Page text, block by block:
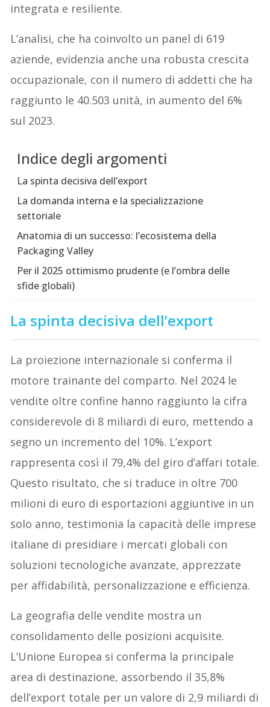
integrata e resiliente.
L’analisi, che ha coinvolto un panel di 619
aziende, evidenzia anche una robusta crescita
occupazionale, con il numero di addetti che ha
raggiunto le 40.503 unità, in aumento del 6%
sul 2023.
Indice degli argomenti
La spinta decisiva dell’export
La domanda interna e la specializzazione
settoriale
Anatomia di un successo: l’ecosistema della
Packaging Valley
Per il 2025 ottimismo prudente (e l’ombra delle
sfide globali)
La spinta decisiva dell’export
La proiezione internazionale si conferma il
motore trainante del comparto. Nel 2024 le
vendite oltre confine hanno raggiunto la cifra
considerevole di 8 miliardi di euro, mettendo a
segno un incremento del 10%. L’export
rappresenta così il 79,4% del giro d’affari totale.
Questo risultato, che si traduce in oltre 700
milioni di euro di esportazioni aggiuntive in un
solo anno, testimonia la capacità delle imprese
italiane di presidiare i mercati globali con
soluzioni tecnologiche avanzate, apprezzate
per affidabilità, personalizzazione e efficienza.
La geografia delle vendite mostra un
consolidamento delle posizioni acquisite.
L’Unione Europea si conferma la principale
area di destinazione, assorbendo il 35,8%
dell’export totale per un valore di 2,9 miliardi di